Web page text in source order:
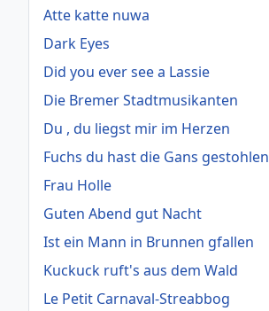
Atte katte nuwa
Dark Eyes
Did you ever see a Lassie
Die Bremer Stadtmusikanten
Du , du liegst mir im Herzen
Fuchs du hast die Gans gestohlen
Frau Holle
Guten Abend gut Nacht
Ist ein Mann in Brunnen gfallen
Kuckuck ruft's aus dem Wald
Le Petit Carnaval-Streabbog